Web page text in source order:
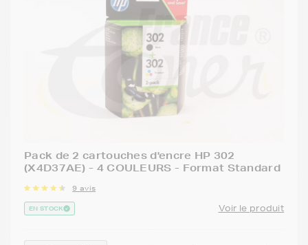
Pack de 2 cartouches d'encre HP 302
(X4D37AE) - 4 COULEURS - Format Standard
9 avis
EN STOCK Voir le produit